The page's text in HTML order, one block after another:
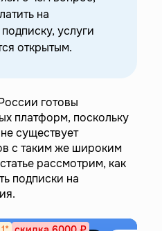
за границей
Apple ID
карты
совершения платежей
об оплате
на
услуги
открытым.
готовы
платформ, поскольку
существует
с таким же широким
рассмотрим, как
подписки на